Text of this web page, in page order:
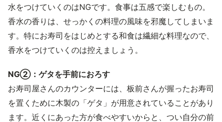
水をつけていくのはNGです。食事は五感で楽しむもの。
香水の香りは、せっかくの料理の風味を邪魔してしまいま
す。特にお寿司をはじめとする和食は繊細な料理なので、
香水をつけていくのは控えましょう。
NG②：ゲタを手前におろす
お寿司屋さんのカウンターには、板前さんが握ったお寿司
を置くために木製の「ゲタ」が用意されていることがあり
ます。近くにあった方が食べやすいからと、つい自分の前